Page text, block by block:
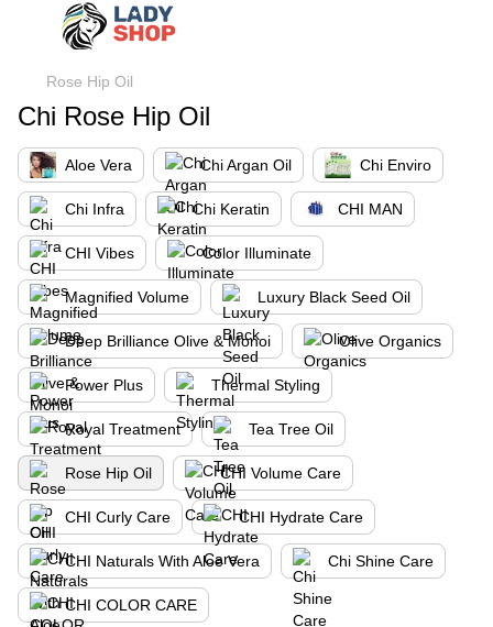
Rose Hip Oil
Chi Rose Hip Oil
Aloe Vera Chi Argan Oil Chi Enviro
Chi Infra Chi Keratin CHI MAN
CHI Vibes Color Illuminate
Magnified Volume Luxury Black Seed Oil
Deep Brilliance Olive & Monoi Olive Organics
Power Plus Thermal Styling
Royal Treatment Tea Tree Oil
Rose Hip Oil CHI Volume Care
CHI Curly Care CHI Hydrate Care
CHI Naturals With Aloe Vera Chi Shine Care
CHI COLOR CARE